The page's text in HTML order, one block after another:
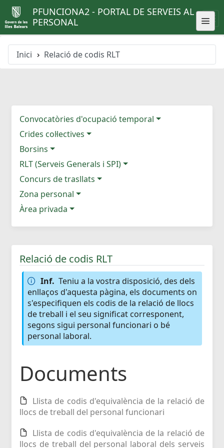
PFUNCIONA2 - PORTAL DE SERVEIS AL
PERSONAL
Inici Relació de codis RLT
Convocatòries d'ocupació temporal
Crides col·lectives
Borsins
RLT (Serveis Generals i SPI)
Concurs de trasllats
Zona personal
Àrea privada
Relació de codis RLT
Inf. Teniu a la vostra disposició, des dels
enllaços d'aquesta pàgina, els documents on
s'especifiquen els codis de la relació de llocs
de treball i el seu significat corresponent,
segons sigui personal funcionari o bé
personal laboral.
Documents
Llista de codis d'equivalència de la relació de
llocs de treball del personal funcionari
Llista de codis d'equivalència de la relació de
llocs de treball del personal laboral dels serveis